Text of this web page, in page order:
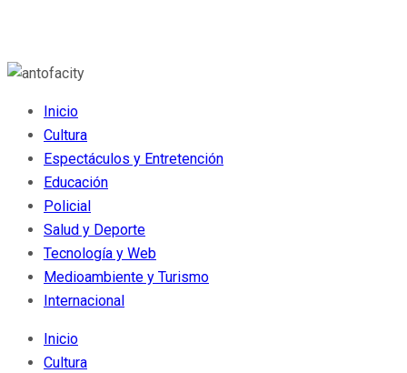
Inicio
Cultura
Espectáculos y Entretención
Educación
Policial
Salud y Deporte
Tecnología y Web
Medioambiente y Turismo
Internacional
Inicio
Cultura